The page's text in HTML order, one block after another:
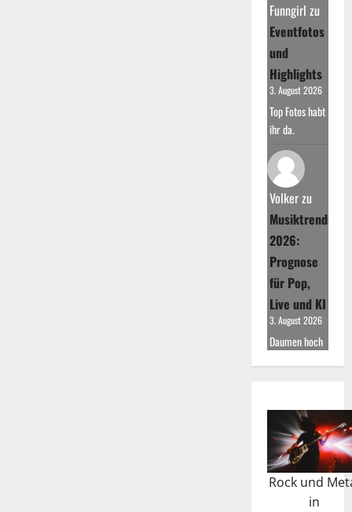
Funngirl zu
Eventfotos
und
Highlights
3. August 2026
Top Fotos habt
ihr da.
Volkerzu
Musiktrends
2026:
Prognose
für Pop,
Live und KI
3. August 2026
Daumen hoch
Rock und
in